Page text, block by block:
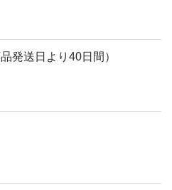
発送日より40日間）